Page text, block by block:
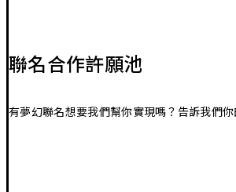
聯名合作許願池
有夢幻聯名想要我們幫你實現嗎？告訴我們你